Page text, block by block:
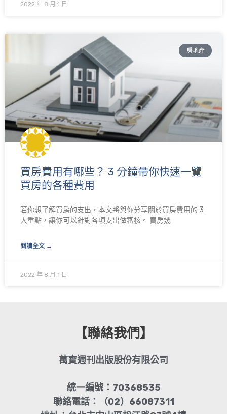
2022 年 8 月 1 日
房地產
買房費用有哪些？ 3 分鐘帶你快速一覽
買房的各種費用
若你想了解買房的支出，本文將與你分享關於買房費用的 3
大重點，讓你可以針對各項支出做審核。 買房幾
閱讀全文 →
2022 年 8 月 1 日
【聯絡我們】
萬寶週刊出版股份有限公司
統一編號：70368535
聯絡電話：（02）66087311